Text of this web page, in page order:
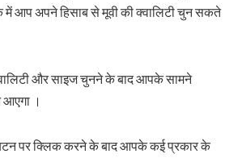
आप अपने हिसाब से मूवी की क्वालिटी चुन सकते
और साइज चुनने के बाद आपके सामने
।
पर क्लिक करने के बाद आपके कई प्रकार के